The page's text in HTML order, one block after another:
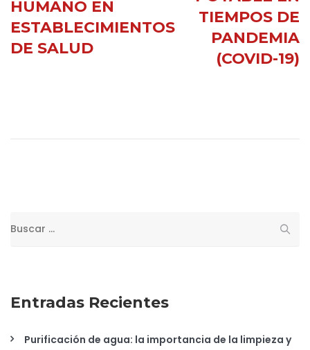
HUMANO EN
ESTABLECIMIENTOS
DE SALUD
TIEMPOS DE
PANDEMIA
(COVID-19)
Entradas Recientes
Purificación de agua: la importancia de la limpieza y